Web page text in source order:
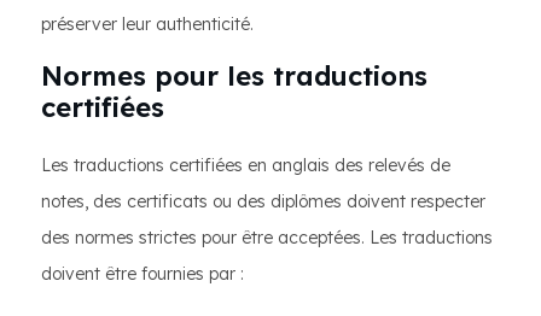
préserver leur authenticité.
Normes pour les traductions
certifiées
Les traductions certifiées en anglais des relevés de
notes, des certificats ou des diplômes doivent respecter
des normes strictes pour être acceptées. Les traductions
doivent être fournies par :